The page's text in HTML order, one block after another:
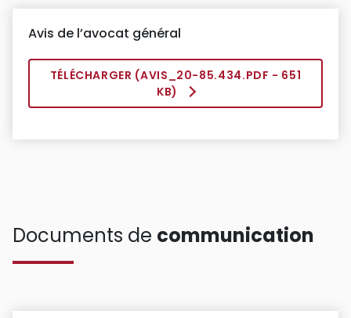
Avis de l’avocat général
TÉLÉCHARGER (AVIS_20-85.434.PDF - 651
KB)
Documents de communication